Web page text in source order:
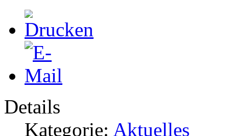
Details
Kategorie: Aktuelles